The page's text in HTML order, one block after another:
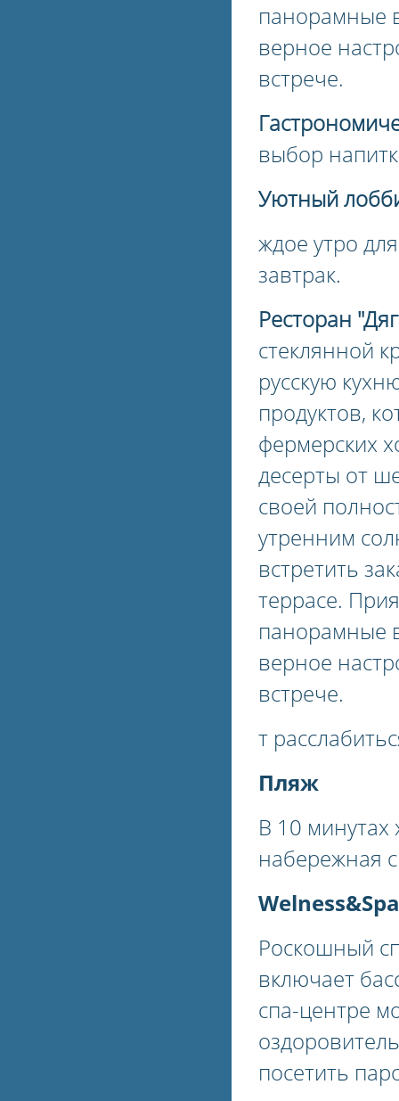
панорамные
верное
встрече.
выбор
Уютный
ждое утро
завтрак.
Ресторан
стеклянной
русскую
продуктов,
фермерских
десерты от
своей
утренним
встретить
террасе.
панорамные
верное
встрече.
т
Пляж
В 10 минутах
набережная
Роскошный
включает
спа-центре
посетить